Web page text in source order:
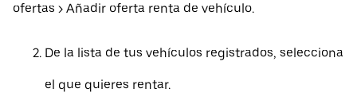
ofertas > Añadir oferta renta de vehículo.
De la lista de tus vehículos registrados, selecciona
el que quieres rentar.